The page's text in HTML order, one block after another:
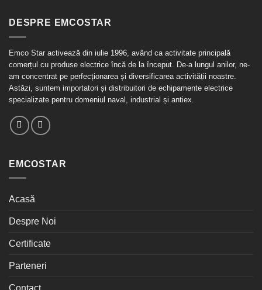
DESPRE EMCOSTAR
Emco Star activează din iulie 1996, având ca activitate principală
comerțul cu produse electrice încă de la început. De-a lungul anilor, ne-
am concentrat pe perfecționarea și diversificarea activității noastre.
Astăzi, suntem importatori și distribuitori de echipamente electrice
specializate pentru domeniul naval, industrial și antiex.
EMCOSTAR
Acasă
Despre Noi
Certificate
Parteneri